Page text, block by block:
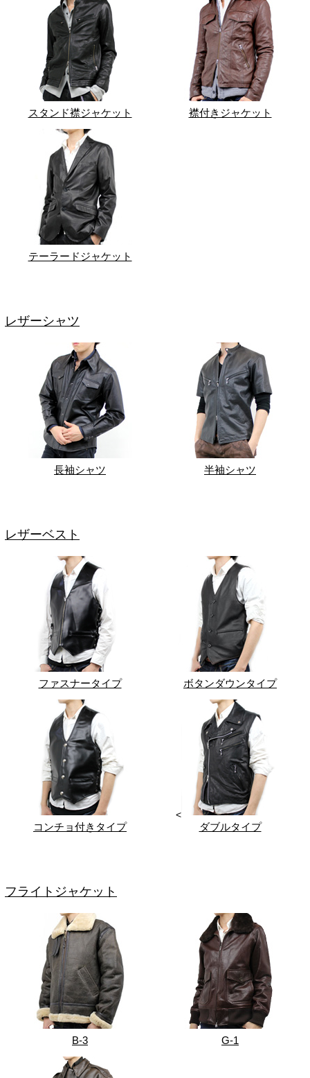
スタンド襟ジャケット 襟付きジャケット
テーラードジャケット
レザーシャツ
長袖シャツ 半袖シャツ
レザーベスト
ファスナータイプ ボタンダウンタイプ
コンチョ付きタイプ
<
ダブルタイプ
フライトジャケット
B-3 G-1